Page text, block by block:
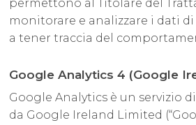
permettono al Titolare del
monitorare e analizzare i dati
a tener traccia del
Google Analytics 4 (Google
Google Analytics è un servizio
da Google Ireland Limited